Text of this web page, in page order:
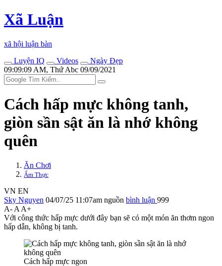
Xã Luận
xã hội luận bàn
Luyện IQ
Videos
Ngày Đẹp
09:09:09 AM, Thứ Abc 09/09/2021
Cách hấp mực không tanh,
giòn sần sật ăn là nhớ không
quên
Ăn Chơi
Ẩm Thực
VN EN
Sky Nguyen 04/07/25 11:07am nguồn bình luận 999
A- A A+
Với công thức hấp mực dưới đây bạn sẽ có một món ăn thơm ngon
hấp dẫn, không bị tanh.
Cách hấp mực ngon